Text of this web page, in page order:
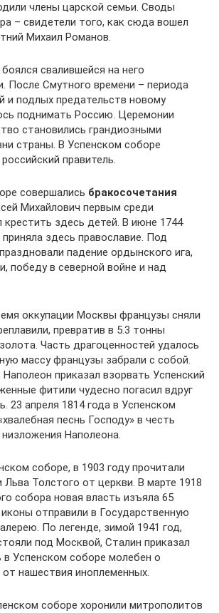
члены царской семьи. Своды
– свидетели того, как сюда вошел
Михаил Романов.
свалившейся на него
После Смутного времени – периода
и подлых предательств новому
поднимать Россию. Церемонии
становились грандиозными
страны. В Успенском соборе
правитель.
совершались бракосочетания
Михайлович первым среди
здесь детей. В июне 1744
приняла здесь православие. Под
падение ордынского ига,
победу в северной войне и над
оккупации Москвы французы сняли
превратив в 5.3 тонны
Часть драгоценностей удалось
массу французы забрали с собой.
приказал взорвать Успенский
фитили чудесно погасил вдруг
23 апреля 1814 года в Успенском
песнь Господу» в честь
Наполеона.
соборе, в 1903 году прочитали
Льва Толстого от церкви. В марте 1918
собора новая власть изъяла 65
отправили в Государственную
По легенде, зимой 1941 год,
под Москвой, Сталин приказал
в Успенском соборе молебен о
нашествия иноплеменных.
соборе хоронили митрополитов